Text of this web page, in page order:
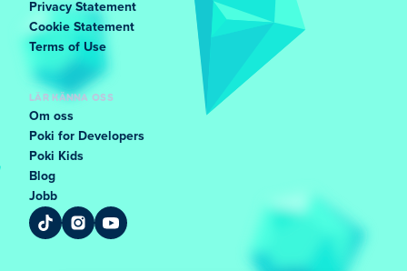
Privacy Statement
Cookie Statement
Terms of Use
LÄR KÄNNA OSS
Om oss
Poki for Developers
Poki Kids
Blog
Jobb